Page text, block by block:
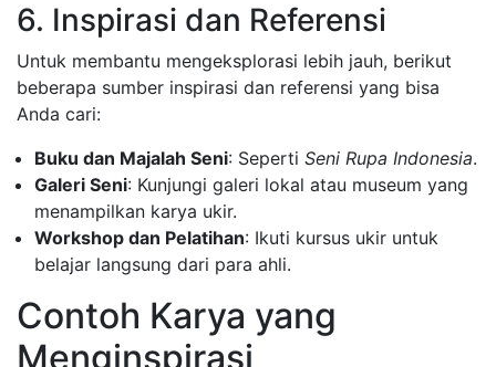
6. Inspirasi dan Referensi
Untuk membantu mengeksplorasi lebih jauh, berikut
beberapa sumber inspirasi dan referensi yang bisa
Anda cari:
Buku dan Majalah Seni: Seperti Seni Rupa Indonesia.
Galeri Seni: Kunjungi galeri lokal atau museum yang
menampilkan karya ukir.
Workshop dan Pelatihan: Ikuti kursus ukir untuk
belajar langsung dari para ahli.
Contoh Karya yang
Menginspirasi